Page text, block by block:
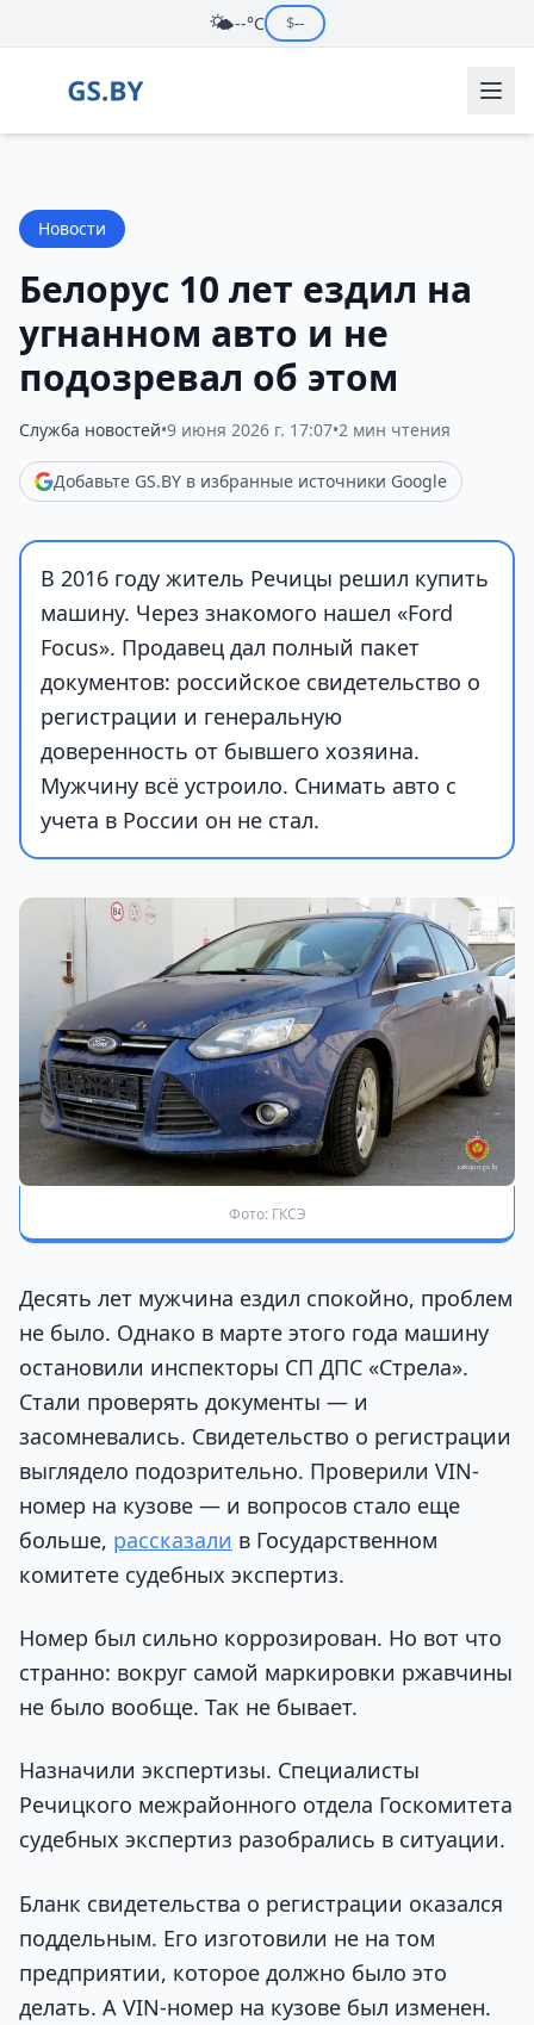
🌤️--°C $--
Новости
Белорус 10 лет ездил на
угнанном авто и не
подозревал об этом
Служба новостей•9 июня 2026 г. 17:07•2 мин чтения
Добавьте GS.BY в избранные источники Google
В 2016 году житель Речицы решил купить
машину. Через знакомого нашел «Ford
Focus». Продавец дал полный пакет
документов: российское свидетельство о
регистрации и генеральную
доверенность от бывшего хозяина.
Мужчину всё устроило. Снимать авто с
учета в России он не стал.
Фото: ГКСЭ
Десять лет мужчина ездил спокойно, проблем
не было. Однако в марте этого года машину
остановили инспекторы СП ДПС «Стрела».
Стали проверять документы — и
засомневались. Свидетельство о регистрации
выглядело подозрительно. Проверили VIN-
номер на кузове — и вопросов стало еще
больше, рассказали в Государственном
комитете судебных экспертиз.
Номер был сильно коррозирован. Но вот что
странно: вокруг самой маркировки ржавчины
не было вообще. Так не бывает.
Назначили экспертизы. Специалисты
Речицкого межрайонного отдела Госкомитета
судебных экспертиз разобрались в ситуации.
Бланк свидетельства о регистрации оказался
поддельным. Его изготовили не на том
предприятии, которое должно было это
делать. А VIN-номер на кузове был изменен.